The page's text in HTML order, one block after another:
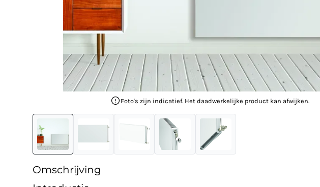
Foto's zijn indicatief. Het daadwerkelijke product kan afwijken.
Omschrijving